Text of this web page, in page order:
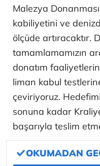
Malezya
kabiliyetini ve
ölçüde artıracaktır.
tamamlamamızın
donatım
liman kabul
çeviriyoruz.
sonuna kadar
başarıyla teslim